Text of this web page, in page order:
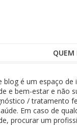
QUEM
blog é um espaço
e bem-estar e não
/ tratamento
Em caso de
procurar um